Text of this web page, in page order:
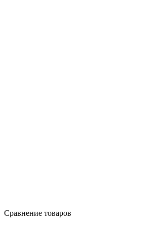
Сравнение товаров